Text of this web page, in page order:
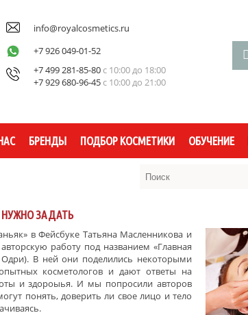
info@royalcosmetics.ru
+7 926 049-01-52
+7 499 281-85-80 с 10:00 до 18:00
+7 929 680-96-45 с 10:00 до 21:00
БРЕНДЫ ПОДБОР КОСМЕТИКИ ОБУЧЕНИЕ
НУЖНО ЗАДАТЬ
в Фейсбуке Татьяна Масленникова и
работу под названием «Главная
Одри). В ней они поделились некоторыми
косметологов и дают ответы на
и здороыья. И мы попросили авторов
понять, доверить ли свое лицо и тело